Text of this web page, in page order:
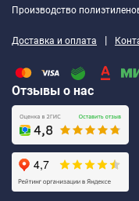
Производство
Доставка и оплата |
Отзывы о нас